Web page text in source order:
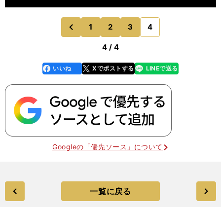
前
のページへ
1 2 3 4
4 / 4
faceboo
k
いいね Xでポストする
line LINEで送る
Googleの「優先ソース」について
一覧に戻る